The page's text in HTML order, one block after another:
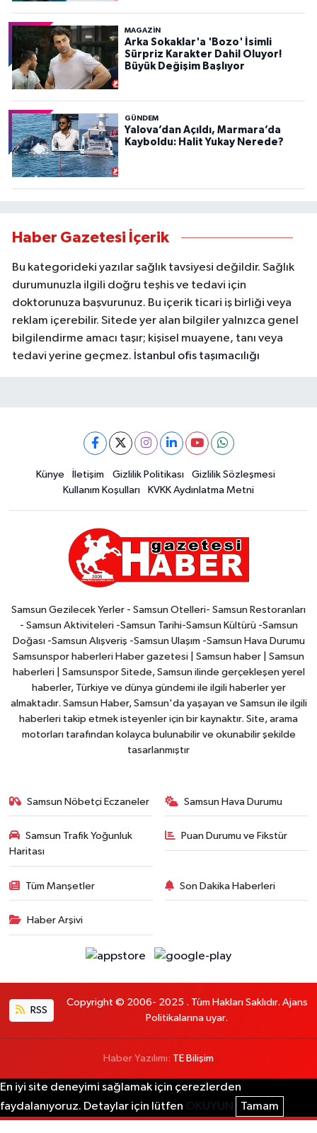
MAGAZİN
Arka Sokaklar'a 'Bozo' İsimli
Sürpriz Karakter Dahil Oluyor!
Büyük Değişim Başlıyor
GÜNDEM
Yalova’dan Açıldı, Marmara’da
Kayboldu: Halit Yukay Nerede?
Haber Gazetesi İçerik
Bu kategorideki yazılar sağlık tavsiyesi değildir. Sağlık
durumunuzla ilgili doğru teşhis ve tedavi için
doktorunuza başvurunuz. Bu içerik ticari iş birliği veya
reklam içerebilir. Sitede yer alan bilgiler yalnızca genel
bilgilendirme amacı taşır; kişisel muayene, tanı veya
tedavi yerine geçmez. İstanbul ofis taşımacılığı
Künye İletişim Gizlilik Politikası
Gizlilik Sözleşmesi
Kullanım Koşulları
KVKK Aydınlatma Metni
Samsun Gezilecek Yerler - Samsun Otelleri- Samsun Restoranları
- Samsun Aktiviteleri -Samsun Tarihi-Samsun Kültürü -Samsun
Doğası -Samsun Alışveriş -Samsun Ulaşım -Samsun Hava Durumu
Samsunspor haberleri Haber gazetesi | Samsun haber | Samsun
haberleri | Samsunspor Sitede, Samsun ilinde gerçekleşen yerel
haberler, Türkiye ve dünya gündemi ile ilgili haberler yer
almaktadır. Samsun Haber, Samsun'da yaşayan ve Samsun ile ilgili
haberleri takip etmek isteyenler için bir kaynaktır. Site, arama
motorları tarafından kolayca bulunabilir ve okunabilir şekilde
tasarlanmıştır
Samsun Nöbetçi Eczaneler Samsun Hava Durumu
Samsun Trafik Yoğunluk
Haritası
Puan Durumu ve Fikstür
Tüm Manşetler Son Dakika Haberleri
Haber Arşivi
RSS
Copyright © 2006- 2025 . Tüm Hakları Saklıdır. Ajans
Politikalarına uyar.
Haber Yazılımı: TE Bilişim
En iyi site deneyimi sağlamak için çerezlerden
faydalanıyoruz. Detaylar için lütfen OKUYUN Tamam